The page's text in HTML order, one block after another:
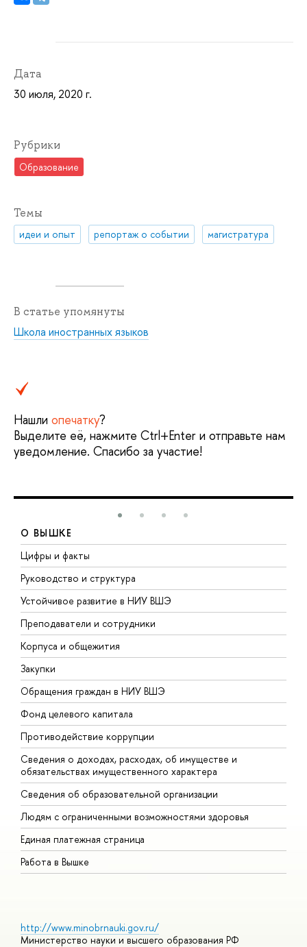
Дата
30 июля, 2020 г.
Рубрики
Образование
Темы
идеи и опыт репортаж о событии магистратура
В статье упомянуты
Школа иностранных языков
Нашли опечатку?
Выделите её, нажмите Ctrl+Enter и отправьте нам
уведомление. Спасибо за участие!
О ВЫШКЕ
Цифры и факты
Руководство и структура
Устойчивое развитие в НИУ ВШЭ
Преподаватели и сотрудники
Корпуса и общежития
Закупки
Обращения граждан в НИУ ВШЭ
Фонд целевого капитала
Противодействие коррупции
Сведения о доходах, расходах, об имуществе и
обязательствах имущественного характера
Сведения об образовательной организации
Людям с ограниченными возможностями здоровья
Единая платежная страница
Работа в Вышке
http://www.minobrnauki.gov.ru/
Министерство науки и высшего образования РФ